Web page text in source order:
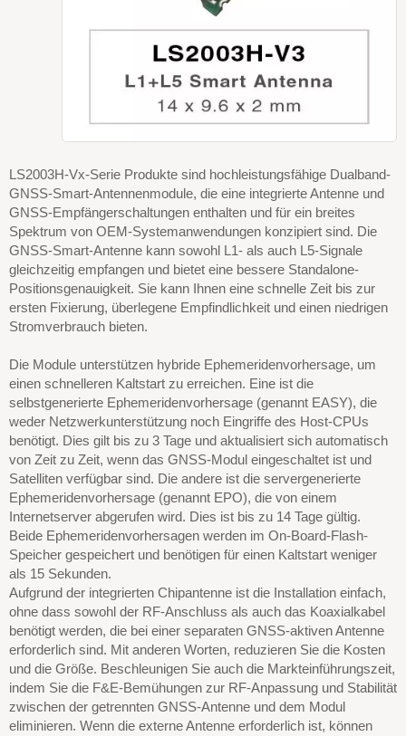
LS2003H-Vx-Serie Produkte sind hochleistungsfähige Dualband-
GNSS-Smart-Antennenmodule, die eine integrierte Antenne und
GNSS-Empfängerschaltungen enthalten und für ein breites
Spektrum von OEM-Systemanwendungen konzipiert sind. Die
GNSS-Smart-Antenne kann sowohl L1- als auch L5-Signale
gleichzeitig empfangen und bietet eine bessere Standalone-
Positionsgenauigkeit. Sie kann Ihnen eine schnelle Zeit bis zur
ersten Fixierung, überlegene Empfindlichkeit und einen niedrigen
Stromverbrauch bieten.
Die Module unterstützen hybride Ephemeridenvorhersage, um
einen schnelleren Kaltstart zu erreichen. Eine ist die
selbstgenerierte Ephemeridenvorhersage (genannt EASY), die
weder Netzwerkunterstützung noch Eingriffe des Host-CPUs
benötigt. Dies gilt bis zu 3 Tage und aktualisiert sich automatisch
von Zeit zu Zeit, wenn das GNSS-Modul eingeschaltet ist und
Satelliten verfügbar sind. Die andere ist die servergenerierte
Ephemeridenvorhersage (genannt EPO), die von einem
Internetserver abgerufen wird. Dies ist bis zu 14 Tage gültig.
Beide Ephemeridenvorhersagen werden im On-Board-Flash-
Speicher gespeichert und benötigen für einen Kaltstart weniger
als 15 Sekunden.
Aufgrund der integrierten Chipantenne ist die Installation einfach,
ohne dass sowohl der RF-Anschluss als auch das Koaxialkabel
benötigt werden, die bei einer separaten GNSS-aktiven Antenne
erforderlich sind. Mit anderen Worten, reduzieren Sie die Kosten
und die Größe. Beschleunigen Sie auch die Markteinführungszeit,
indem Sie die F&E-Bemühungen zur RF-Anpassung und Stabilität
zwischen der getrennten GNSS-Antenne und dem Modul
eliminieren. Wenn die externe Antenne erforderlich ist, können